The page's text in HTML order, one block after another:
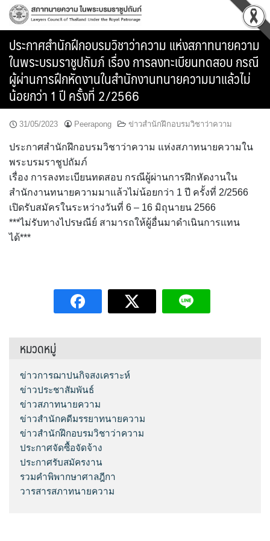
Skip
ประกาศสำนักฝึกอบรมวิชาว่าความ แห่งสภาทนายความ
ในพระบรมราชูปถัมภ์ เรื่อง การลงทะเบียนทดสอบ กรณี
ผู้ผ่านการฝึกหัดงานในสำนักงานทนายความมาแล้วไม่
น้อยกว่า 1 ปี ครั้งที่ 2/2566
31/05/2023 Peerapong ข่าวสำนักฝึกอบรมวิชาว่าความ
ประกาศสำนักฝึกอบรมวิชาว่าความ แห่งสภาทนายความใน
พระบรมราชูปถัมภ์
เรื่อง การลงทะเบียนทดสอบ กรณีผู้ผ่านการฝึกหัดงานใน
สำนักงานทนายความมาแล้วไม่น้อยกว่า 1 ปี ครั้งที่ 2/2566
เปิดรับสมัครในระหว่างวันที่ 6 – 16 มิถุนายน 2566
***ไม่รับทางไปรษณีย์ สามารถให้ผู้อื่นมาดำเนินการแทน
ได้***
หมวดหมู่
ข่าวการฌาปนกิจสงเคราะห์
ข่าวประชาสัมพันธ์
ข่าวสภาทนายความ
ข่าวสำนักคดีมรรยาทนายความ
ข่าวสำนักฝึกอบรมวิชาว่าความ
ประกาศจัดซื้อจัดจ้าง
ประกาศรับสมัครงาน
รวมคำพิพากษาศาลฎีกา
วารสารสภาทนายความ